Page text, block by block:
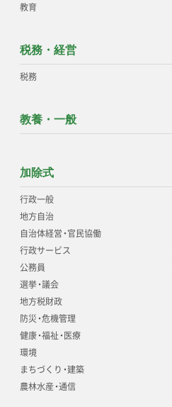
教育
税務・経営
税務
教養・一般
加除式
行政一般
地方自治
自治体経営・官民協働
行政サービス
公務員
選挙・議会
地方税財政
防災・危機管理
健康・福祉・医療
環境
まちづくり・建築
農林水産・通信